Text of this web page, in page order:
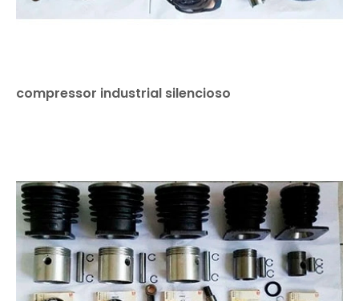
compressor industrial silencioso